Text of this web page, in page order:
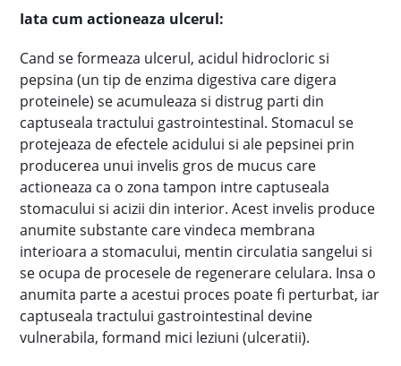
Iata cum actioneaza ulcerul:
Cand se formeaza ulcerul, acidul hidrocloric si
pepsina (un tip de enzima digestiva care digera
proteinele) se acumuleaza si distrug parti din
captuseala tractului gastrointestinal. Stomacul se
protejeaza de efectele acidului si ale pepsinei prin
producerea unui invelis gros de mucus care
actioneaza ca o zona tampon intre captuseala
stomacului si acizii din interior. Acest invelis produce
anumite substante care vindeca membrana
interioara a stomacului, mentin circulatia sangelui si
se ocupa de procesele de regenerare celulara. Insa o
anumita parte a acestui proces poate fi perturbat, iar
captuseala tractului gastrointestinal devine
vulnerabila, formand mici leziuni (ulceratii).